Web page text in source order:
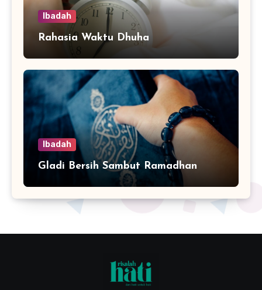
Ibadah
Rahasia Waktu Dhuha
Ibadah
Gladi Bersih Sambut Ramadhan